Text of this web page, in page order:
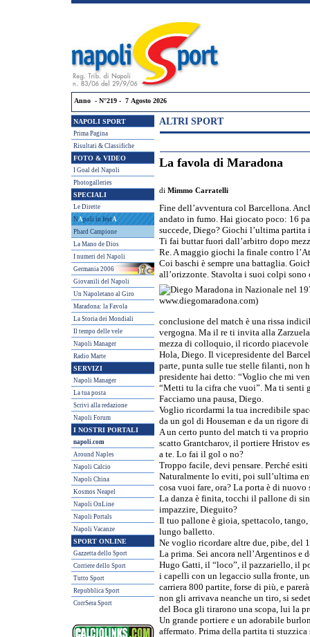
Anno - N°219 - 7 Agosto 2026
NAPOLI SPORT
Prima Pagina
Risultati & Classifiche
FOTO & VIDEO
I Goal del Napoli
Photogalleries
SPECIALI
Le Dirette
NApoli in festA
Phard Campione
La Mano de Dios
I numeri del Napoli
Germania 2006
Giovanili del Napoli
Un Napoletano al Giro
Maradona: la Favola
La Storia dei Mondiali
Il tempo delle vele
Napoli Manager
Radio Marte
SERVIZI
Napoli Manager
La tua posta
Scrivi alla redazione
Napoli Forum
I NOSTRI PORTALI
napoli.com
Around Naples
Napoli Calcio
Napoli China
Kosmos Neapel
Napoli OnLine
Napoli Portals
Napoli Vacanze
SPORT ONLINE
Gazzetta dello Sport
Corriere dello Sport
Tutto Sport
Repubblica Sport
CorrSera Sport
ALTRI SPORT
La favola di Maradona
di Mimmo Carratelli
Fine dell’avventura col Barcellona.
andato in fumo. Hai giocato poco: 16
succede, Diego? Giochi l’ultima
Ti fai buttar fuori dall’arbitro dopo
Re. A maggio giochi la finale contro
Coi baschi è sempre una battaglia.
all’orizzonte. Stavolta i suoi colpi sono
conclusione del match è una rissa
vergogna. Ma il re ti invita alla
mezza di colloquio, il ricordo
Hola, Diego. Il vicepresidente del
parte, punta sulle tue stelle filanti, non
presidente hai detto: “Voglio che mi
“Metti tu la cifra che vuoi”. Ma ti senti
Facciamo una pausa, Diego.
Voglio ricordarmi la tua incredibile
da un gol di Houseman e da un rigore
A un certo punto del match ti va
scatto Grantcharov, il portiere Hristov
a te. Lo fai il gol o no?
Troppo facile, devi pensare. Perché
Naturalmente lo eviti, poi sull’ultima
cosa vuoi fare, ora? La porta è di nuovo
La danza è finita, tocchi il pallone di
impazzire, Dieguito?
Il tuo pallone è gioia, spettacolo,
lungo balletto.
Ne voglio ricordare altre due, pibe, del
La prima. Sei ancora nell’Argentinos e
Hugo Gatti, il “loco”, il pazzariello, il
i capelli con un legaccio sulla fronte,
carriera 800 partite, forse di più, e
non gli arrivava neanche un tiro, si
del Boca gli tirarono una scopa, lui la
Un grande portiere e un adorabile
affermato. Prima della partita ti